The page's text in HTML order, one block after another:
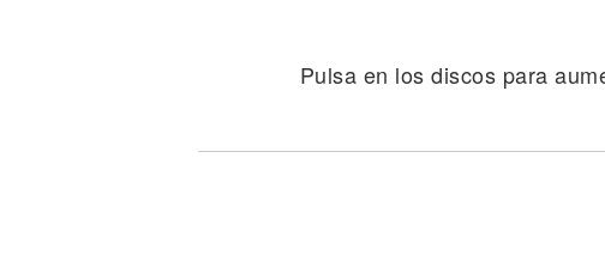
Pulsa en los discos para